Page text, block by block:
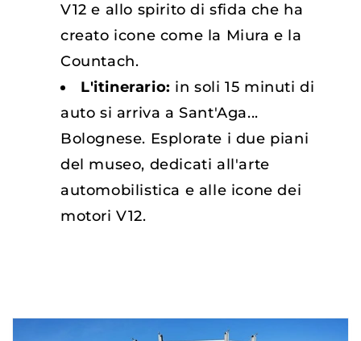
V12 e allo spirito di sfida che ha
creato icone come la Miura e la
Countach.
L'itinerario: in soli 15 minuti di
auto si arriva a Sant'Aga...
Bolognese. Esplorate i due piani
del museo, dedicati all'arte
automobilistica e alle icone dei
motori V12.